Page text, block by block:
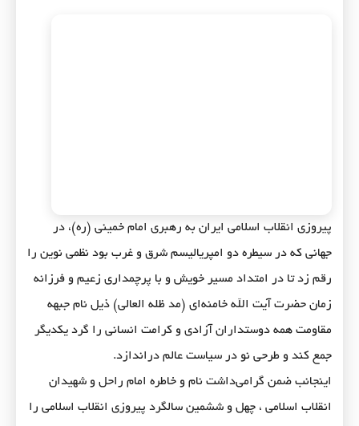
پیروزی انقلاب اسلامی ایران به رهبری امام خمینی (ره)، در
جهانی که در سیطره دو امپریالیسم شرق و غرب بود نظمی نوین را
رقم زد تا در امتداد مسیر خویش و با پرچمداری زعیم و فرزانه
زمان حضرت آیت الله خامنه‌ای (مد ظله العالی) ذیل نام جبهه
مقاومت همه دوستداران آزادی و کرامت انسانی را گرد یکدیگر
جمع کند و طرحی نو در سیاست عالم دراندازد.
اینجانب ضمن گرامی‌داشت نام و خاطره امام راحل و شهیدان
انقلاب اسلامی ، چهل و ششمین سالگرد پیروزی انقلاب اسلامی را